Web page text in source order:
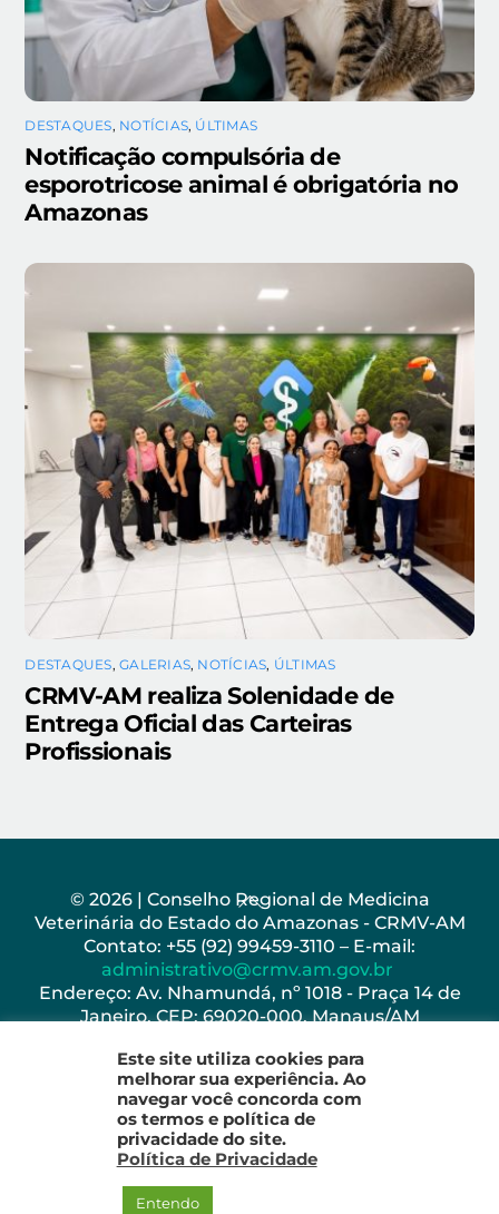
DESTAQUES, NOTÍCIAS, ÚLTIMAS
Notificação compulsória de
esporotricose animal é obrigatória no
Amazonas
DESTAQUES,GALERIAS, NOTÍCIAS, ÚLTIMAS
CRMV-AM realiza Solenidade de
Entrega Oficial das Carteiras
Profissionais
Back
To
Top
© 2026 | Conselho Regional de Medicina
Veterinária do Estado do Amazonas - CRMV-AM
Contato: +55 (92) 99459-3110 – E-mail:
administrativo@crmv.am.gov.br
Endereço: Av. Nhamundá, nº 1018 - Praça 14 de
Janeiro, CEP: 69020-000, Manaus/AM
Este site utiliza cookies para
melhorar sua experiência. Ao
navegar você concorda com
os termos e política de
privacidade do site.
Política de Privacidade
Entendo